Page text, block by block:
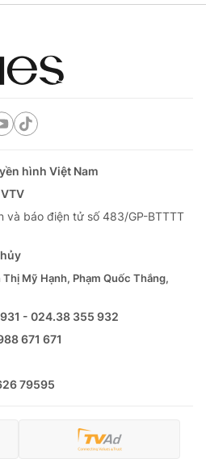
hình Việt Nam
và báo điện tử số 483/GP-BTTTT
Mỹ Hạnh, Phạm Quốc Thắng,
- 024.38 355 932
671 671
79595